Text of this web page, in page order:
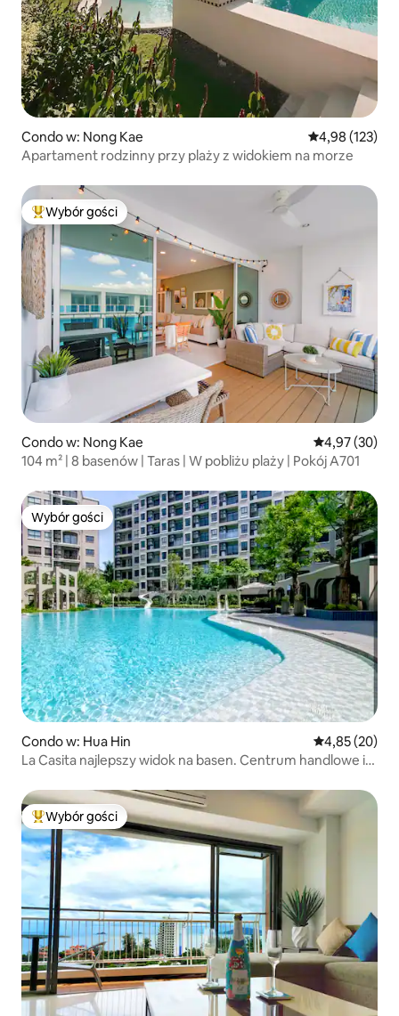
Condo w: Nong Kae Średnia
4,98 (123)
Apartament rodzinny przy plaży z widokiem na morze
Najpopularniejsze z kategorii Wybór gości
Wybór gości
Condo w: Nong Kae Średnia
4,97 (30)
104 m² | 8 basenów | Taras | W pobliżu plaży | Pokój A701
Wybór gości
Wybór gości
Condo w: Hua Hin Średnia
4,85 (20)
La Casita najlepszy widok na basen. Centrum handlowe i
Najpopularniejsze z kategorii Wybór gości
Wybór gości